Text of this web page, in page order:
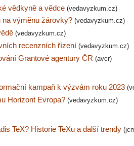
vědkyně a vědce (vedavyzkum.cz)
na výměnu žárovky? (vedavyzkum.cz)
(vedavyzkum.cz)
recenzních řízení (vedavyzkum.cz)
Grantové agentury ČR (avcr)
kampaň k výzvám roku 2023
Horizont Evropa? (vedavyzkum.cz)
TeX? Historie TeXu a další trendy